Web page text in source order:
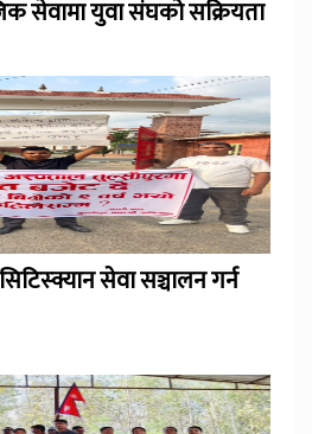
सेवामा युवा संघको सक्रियता
सेवा सञ्चालन गर्न